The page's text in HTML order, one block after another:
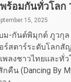
พร้อมกันทั่วโลก
15, 2025
ม-กันต์พิมุกต์ ภูวกุ
ร์สตาร์ระดับโลกสั
พลงชาวไทยและทั่ว
คืน (Dancing By